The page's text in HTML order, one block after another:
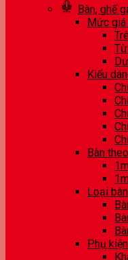
Bàn, ghế
Mức giá
Kiểu
Bàn
Loại bàn
Phụ